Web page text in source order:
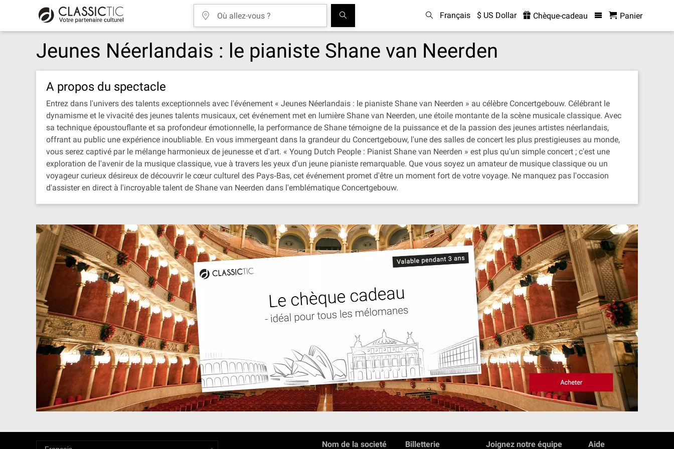
Français $ US Dollar Chèque-cadeau Panier
Jeunes Néerlandais : le pianiste Shane van Neerden
A propos du spectacle
Entrez dans l'univers des talents exceptionnels avec l'événement « Jeunes Néerlandais : le pianiste Shane van Neerden » au célèbre Concertgebouw. Célébrant le
dynamisme et le vivacité des jeunes talents musicaux, cet événement met en lumière Shane van Neerden, une étoile montante de la scène musicale classique. Avec
sa technique époustouflante et sa profondeur émotionnelle, la performance de Shane témoigne de la puissance et de la passion des jeunes artistes néerlandais,
offrant au public une expérience inoubliable. En vous immergeant dans la grandeur du Concertgebouw, l'une des salles de concert les plus prestigieuses au monde,
vous serez captivé par le mélange harmonieux de jeunesse et d'art. « Young Dutch People : Pianist Shane van Neerden » est plus qu'un simple concert ; c'est une
exploration de l'avenir de la musique classique, vue à travers les yeux d'un jeune pianiste remarquable. Que vous soyez un amateur de musique classique ou un
voyageur curieux désireux de découvrir le cœur culturel des Pays‐Bas, cet événement promet d'être un moment fort de votre voyage. Ne manquez pas l'occasion
d'assister en direct à l'incroyable talent de Shane van Neerden dans l'emblématique Concertgebouw.
Nom de la societé Billetterie Joignez notre équipe Aide